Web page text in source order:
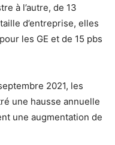
à l’autre, de 13
d’entreprise, elles
les GE et de 15 pbs
2021, les
une hausse annuelle
une augmentation de